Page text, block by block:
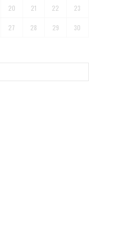
20 21 22 23
27 28 29 30